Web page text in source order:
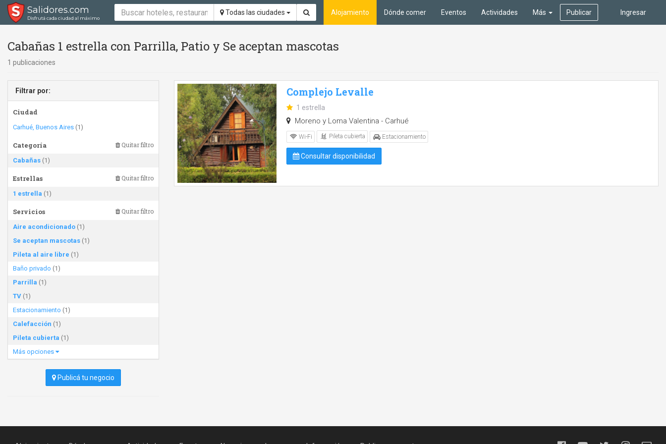
Salidores.com
Disfrutá cada ciudad al máximo
Todas las ciudades Ingresar
Alojamiento Dónde comer Eventos Actividades Más Publicar
Cabañas 1 estrella con Parrilla, Patio y Se aceptan mascotas
1 publicaciones
Filtrar por:
Ciudad
Carhué, Buenos Aires (1)
Categoría Quitar filtro
Cabañas (1)
Estrellas Quitar filtro
1 estrella (1)
Servicios Quitar filtro
Aire acondicionado (1)
Se aceptan mascotas (1)
Pileta al aire libre (1)
Baño privado (1)
Parrilla (1)
TV (1)
Estacionamiento (1)
Calefacción (1)
Pileta cubierta (1)
Más opciones
Publicá tu negocio
Complejo Levalle
1 estrella
Moreno y Loma Valentina - Carhué
Wi-Fi Pileta cubierta Estacionamiento
Consultar disponibilidad